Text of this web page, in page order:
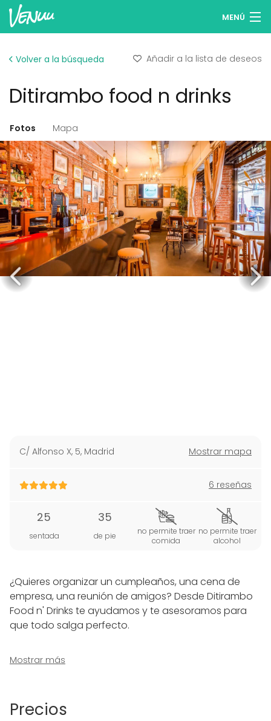
MENÚ
Iniciar sesión
Publicar tu espacio
Volver a la búsqueda Añadir a la lista de deseos
Ditirambo food n drinks
Fotos Mapa
C/ Alfonso X, 5, Madrid Mostrar mapa
6 reseñas
25
sentada
35
de pie
no permite traer
comida
no permite traer
alcohol
¿Quieres organizar un cumpleaños, una cena de
empresa, una reunión de amigos? Desde Ditirambo
Food n' Drinks te ayudamos y te asesoramos para
que todo salga perfecto.
No dudes en ponerte en contacto con nosotros,
¡estaremos encantados de recibiros!
picoteo o menú para comer y al caer la tarde no te
Mostrar más
Precios